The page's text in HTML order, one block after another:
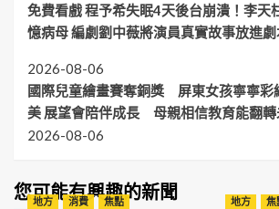
免費看戲 程予希失眠4天後台崩潰！李天
憶病母 編劇劉中薇將演員真實故事放進
2026-08-06
國際兒童繪畫賽奪銅獎 屏東女孩寧寧彩
美 展望會陪伴成長 母親相信教育能翻轉
2026-08-06
您可能有興趣的新聞
地方 消費 焦點 地方 焦